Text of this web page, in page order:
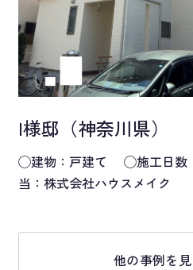
I様邸（神奈川県）
◯建物：戸建て ◯施工日
当：株式会社ハウスメイク
他の事例を見